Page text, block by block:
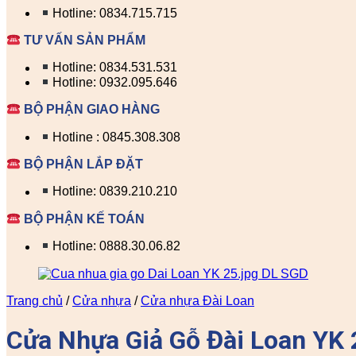
Hotline: 0834.715.715
TƯ VẤN SẢN PHẨM
Hotline: 0834.531.531
Hotline: 0932.095.646
BỘ PHẬN GIAO HÀNG
Hotline : 0845.308.308
BỘ PHẬN LẮP ĐẶT
Hotline: 0839.210.210
BỘ PHẬN KẾ TOÁN
Hotline: 0888.30.06.82
Trang chủ / Cửa nhựa / Cửa nhựa Đài Loan
Cửa Nhựa Giả Gỗ Đài Loan YK